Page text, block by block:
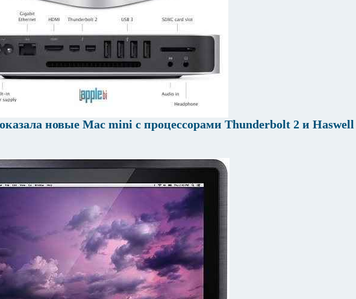
новые Mac mini с процессорами Thunderbolt 2 и Haswell